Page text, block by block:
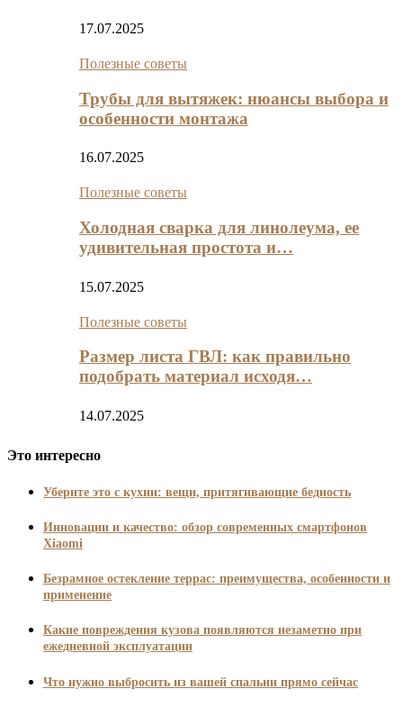
17.07.2025
Полезные советы
Трубы для вытяжек: нюансы выбора и
особенности монтажа
16.07.2025
Полезные советы
Холодная сварка для линолеума, ее
удивительная простота и…
15.07.2025
Полезные советы
Размер листа ГВЛ: как правильно
подобрать материал исходя…
14.07.2025
Это интересно
Уберите это с кухни: вещи, притягивающие бедность
Инновации и качество: обзор современных смартфонов
Xiaomi
Безрамное остекление террас: преимущества, особенности и
применение
Какие повреждения кузова появляются незаметно при
ежедневной эксплуатации
Что нужно выбросить из вашей спальни прямо сейчас